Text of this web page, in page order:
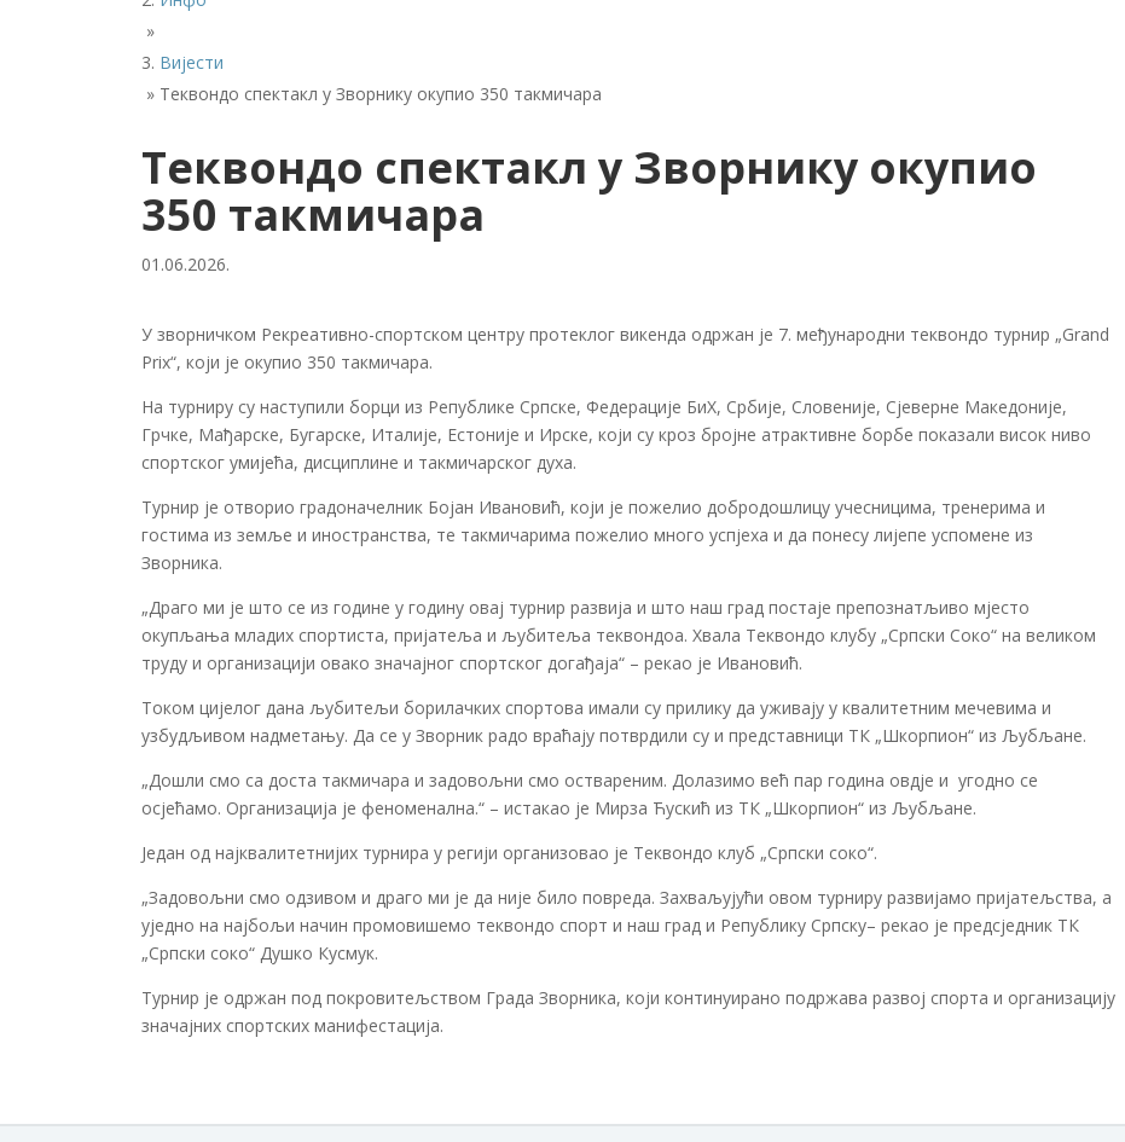
»
Вијести
» Теквондо спектакл у Зворнику окупио 350 такмичара
Теквондо спектакл у Зворнику окупио
350 такмичара
01.06.2026.
У зворничком Рекреативно-спортском центру протеклог викенда одржан је 7. међународни теквондо турнир „Grand
Prix“, који је окупио 350 такмичара.
На турниру су наступили борци из Републике Српске, Федерације БиХ, Србије, Словеније, Сјеверне Македоније,
Грчке, Мађарске, Бугарске, Италије, Естоније и Ирске, који су кроз бројне атрактивне борбе показали висок ниво
спортског умијећа, дисциплине и такмичарског духа.
Турнир је отворио градоначелник Бојан Ивановић, који је пожелио добродошлицу учесницима, тренерима и
гостима из земље и иностранства, те такмичарима пожелио много успјеха и да понесу лијепе успомене из
Зворника.
„Драго ми је што се из године у годину овај турнир развија и што наш град постаје препознатљиво мјесто
окупљања младих спортиста, пријатеља и љубитеља теквондоа. Хвала Теквондо клубу „Српски Соко“ на великом
труду и организацији овако значајног спортског догађаја“ – рекао је Ивановић.
Током цијелог дана љубитељи борилачких спортова имали су прилику да уживају у квалитетним мечевима и
узбудљивом надметању. Да се у Зворник радо враћају потврдили су и представници ТК „Шкорпион“ из Љубљане.
„Дошли смо са доста такмичара и задовољни смо оствареним. Долазимо већ пар година овдје и угодно се
осјећамо. Организација је феноменална.“ – истакао је Мирза Ћускић из ТК „Шкорпион“ из Љубљане.
Један од најквалитетнијих турнира у регији организовао је Теквондо клуб „Српски соко“.
„Задовољни смо одзивом и драго ми је да није било повреда. Захваљујући овом турниру развијамо пријатељства, а
уједно на најбољи начин промовишемо теквондо спорт и наш град и Републику Српску– рекао је предсједник ТК
„Српски соко“ Душко Кусмук.
Турнир је одржан под покровитељством Града Зворника, који континуирано подржава развој спорта и организацију
значајних спортских манифестација.